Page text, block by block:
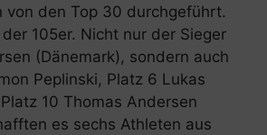
von den Top 30 durchgeführt.
105er. Nicht nur der Sieger
(Dänemark), sondern auch
Peplinski, Platz 6 Lukas
10 Thomas Andersen
es sechs Athleten aus